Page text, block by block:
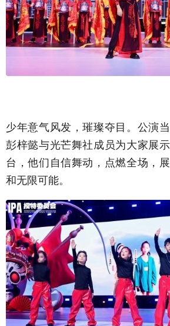
少年意气风发，璀璨夺目。公演
彭梓懿与光芒舞社成员为大家展
台，他们自信舞动，点燃全场，
和无限可能。